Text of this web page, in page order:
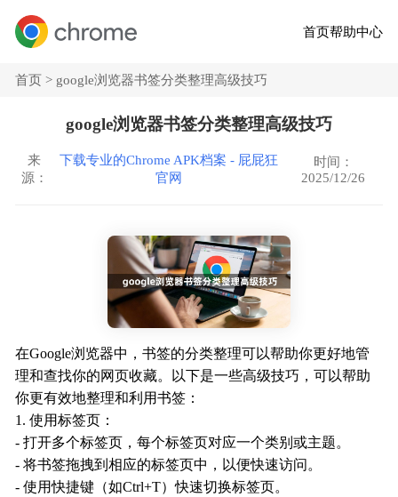
首页帮助中心
首页 > google浏览器书签分类整理高级技巧
google浏览器书签分类整理高级技巧
来
源：
下载专业的Chrome APK档案 - 屁屁狂
官网
时间：
2025/12/26
在Google浏览器中，书签的分类整理可以帮助你更好地管
理和查找你的网页收藏。以下是一些高级技巧，可以帮助
你更有效地整理和利用书签：
1. 使用标签页：
- 打开多个标签页，每个标签页对应一个类别或主题。
- 将书签拖拽到相应的标签页中，以便快速访问。
- 使用快捷键（如Ctrl+T）快速切换标签页。